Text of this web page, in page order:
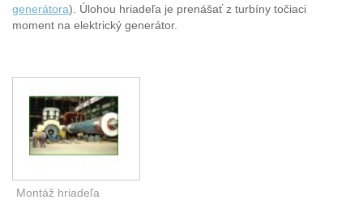
generátora). Úlohou hriadeľa je prenášať z turbíny točiaci
moment na elektrický generátor.
Montáž hriadeľa